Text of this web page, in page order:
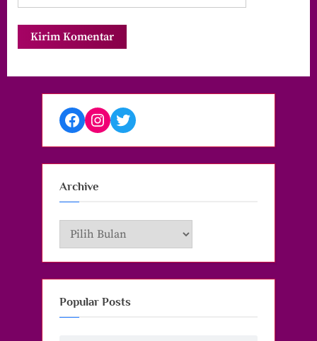
Facebook
Instagram
Twitter
Archive
Archive
Popular Posts